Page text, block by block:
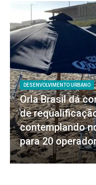
DESENVOLVIMENTO URBANO
Orla Brasil dá
de
contemplando
para 20